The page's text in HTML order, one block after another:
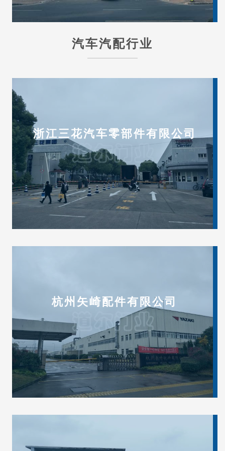
汽车汽配行业
浙江三花汽车零部件有限公司
杭州矢崎配件有限公司